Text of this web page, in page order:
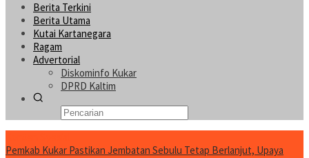
Berita Terkini
Berita Utama
Kutai Kartanegara
Ragam
Advertorial
Diskominfo Kukar
DPRD Kaltim
Pemkab Kukar Pastikan Jembatan Sebulu Tetap Berlanjut, Upaya